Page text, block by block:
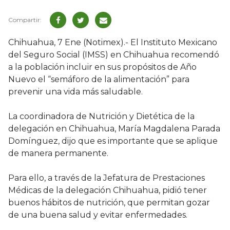
Chihuahua, 7 Ene (Notimex).- El Instituto Mexicano
del Seguro Social (IMSS) en Chihuahua recomendó
a la población incluir en sus propósitos de Año
Nuevo el “semáforo de la alimentación” para
prevenir una vida más saludable.
La coordinadora de Nutrición y Dietética de la
delegación en Chihuahua, María Magdalena Parada
Domínguez, dijo que es importante que se aplique
de manera permanente.
Para ello, a través de la Jefatura de Prestaciones
Médicas de la delegación Chihuahua, pidió tener
buenos hábitos de nutrición, que permitan gozar
de una buena salud y evitar enfermedades.